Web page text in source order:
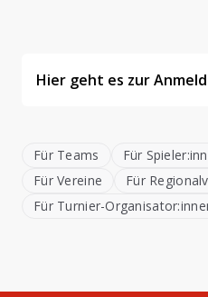
Hier geht es zur
Für Teams Für
Für Vereine
Für
Für Turnier-